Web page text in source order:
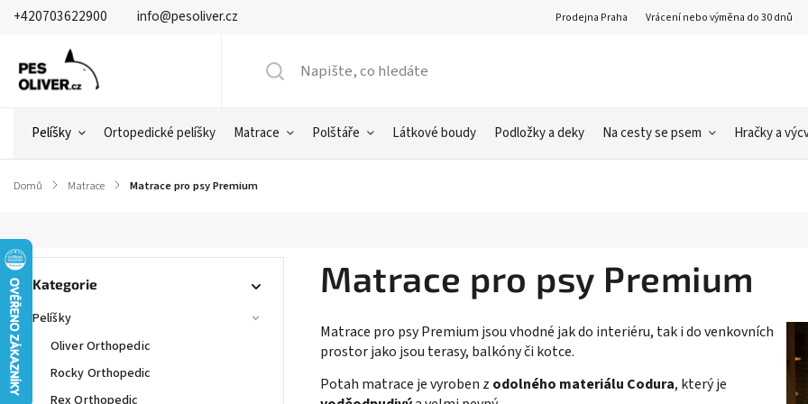
+420703622900 info@pesoliver.cz Prodejna Praha Vrácení nebo výměna do 30 dnů
Pelíšky Ortopedické pelíšky Matrace Polštáře Látkové boudy Podložky a deky Na cesty se psem Hračky a
Domů / Matrace / Matrace pro psy Premium
Kategorie
Pelíšky
Oliver Orthopedic
Rocky Orthopedic
Rex Orthopedic
Matrace pro psy Premium
Matrace pro psy Premium jsou vhodné jak do interiéru, tak i do venkovních
prostor jako jsou terasy, balkóny či kotce.
Potah matrace je vyroben z odolného materiálu Codura, který je